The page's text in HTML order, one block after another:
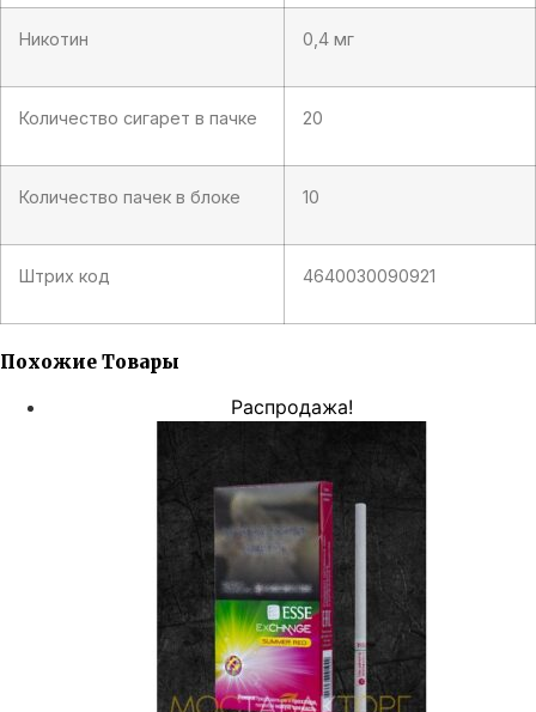
Никотин 0,4 мг
Количество сигарет в пачке 20
Количество пачек в блоке 10
Штрих код 4640030090921
Похожие Товары
Распродажа!